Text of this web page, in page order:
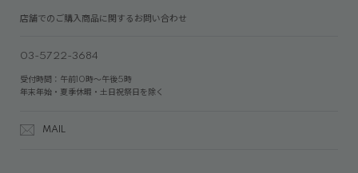
店舗でのご購入商品に関するお問い合わせ
03-5722-3684
受付時間：午前10時～午後5時
年末年始・夏季休暇・土日祝祭日を除く
MAIL